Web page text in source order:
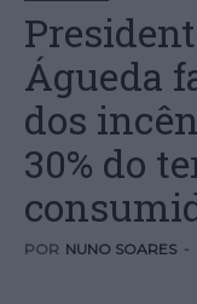
Águeda
dos
30% do
POR NUNO SOARES -